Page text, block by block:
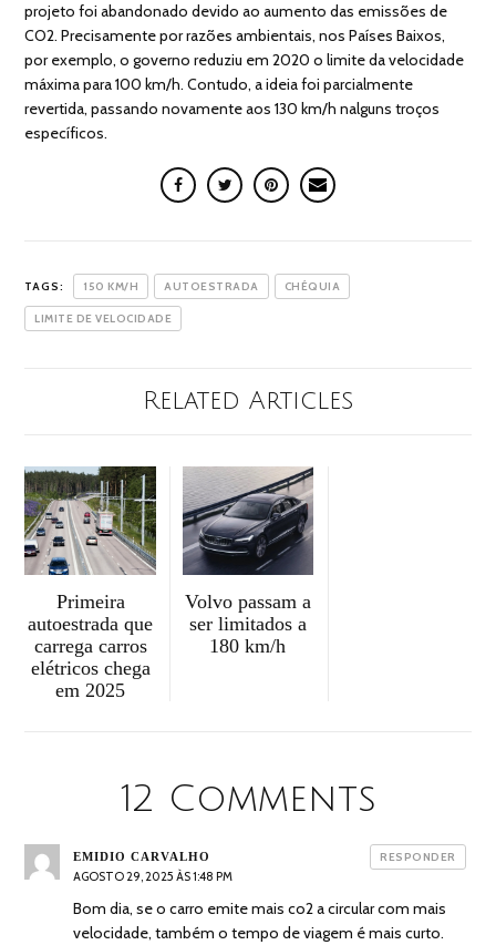
projeto foi abandonado devido ao aumento das emissões de
CO2. Precisamente por razões ambientais, nos Países Baixos,
por exemplo, o governo reduziu em 2020 o limite da velocidade
máxima para 100 km/h. Contudo, a ideia foi parcialmente
revertida, passando novamente aos 130 km/h nalguns troços
específicos.
TAGS: 150 KM/H AUTOESTRADA CHÉQUIA
LIMITE DE VELOCIDADE
Related Articles
Primeira
autoestrada que
carrega carros
elétricos chega
em 2025
Volvo passam a
ser limitados a
180 km/h
12 Comments
EMIDIO CARVALHO
AGOSTO 29, 2025 ÀS 1:48 PM
Bom dia, se o carro emite mais co2 a circular com mais
velocidade, também o tempo de viagem é mais curto.
RESPONDER